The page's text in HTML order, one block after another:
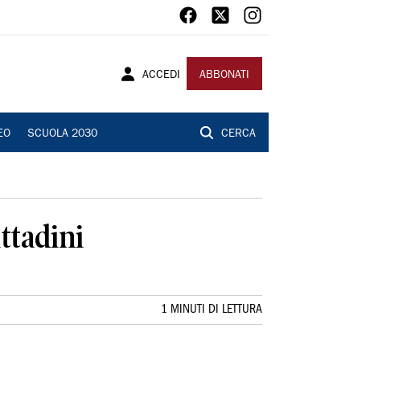
ACCEDI ABBONATI
SCUOLA 2030 CERCA
1 MINUTI DI LETTURA